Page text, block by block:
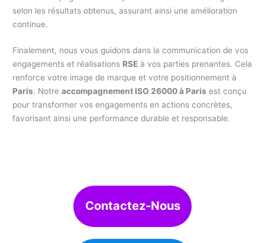
selon les résultats obtenus, assurant ainsi une amélioration
continue.
Finalement, nous vous guidons dans la communication de vos
engagements et réalisations RSE à vos parties prenantes. Cela
renforce votre image de marque et votre positionnement à
Paris. Notreaccompagnement ISO 26000 à Paris est conçu
pour transformer vos engagements en actions concrètes,
favorisant ainsi une performance durable et responsable.
Contactez-Nous